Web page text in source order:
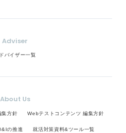
Adviser
バイザー一覧
About Us
集方針 Webテストコンテンツ 編集方針
の推進 就活対策資料&ツール一覧